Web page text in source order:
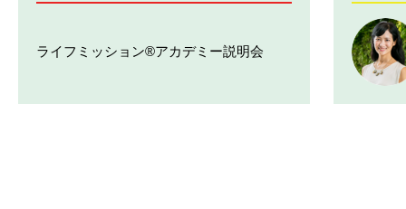
ライフミッション®︎アカデミー説明会